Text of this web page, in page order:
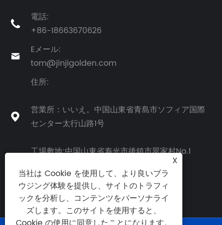

電話:
+86-18663670626

Eメール:
tom@jinjigolden.com

住所:
営業所：いいえ。中国山東省青島市ソフィア国際
センター太行山路1号
工場敷地:中国山東省寿光市後鎮市翠家村No.1
X
当社は Cookie を使用して、より良いブラ
ウジング体験を提供し、サイトのトラフィ
ックを分析し、コンテンツをパーソナライ
ズします。このサイトを使用すると、